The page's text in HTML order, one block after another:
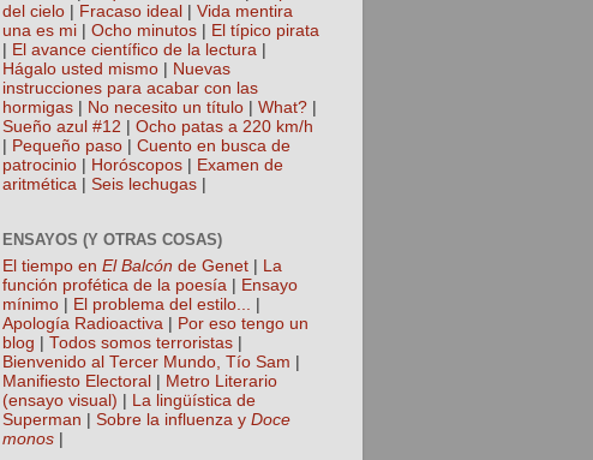
del cielo
Fracaso ideal
Vida mentira
una es mi
Ocho minutos
El típico pirata
El avance científico de la lectura
Hágalo usted mismo
Nuevas
instrucciones para acabar con las
hormigas
No necesito un título What?
Sueño azul #12
Ocho patas a 220 km/h
Pequeño paso
Cuento en busca de
patrocinio
Horóscopos
Examen de
aritmética
Seis lechugas
ENSAYOS (Y OTRAS COSAS)
El tiempo en El Balcón de Genet | La
función profética de la poesía | Ensayo
mínimo | El problema del estilo...
|
Apología Radioactiva | Por eso tengo un
blog | Todos somos terroristas |
Bienvenido al Tercer Mundo, Tío Sam |
Manifiesto Electoral | Metro Literario
(ensayo visual) | La lingüística de
Superman | Sobre la influenza y Doce
monos |